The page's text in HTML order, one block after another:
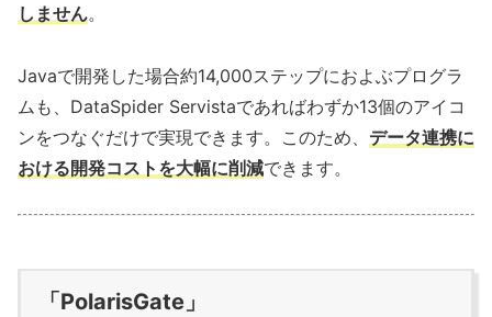
しません。
Javaで開発した場合約14,000ステップにおよぶプログラ
ムも、DataSpider Servistaであればわずか13個のアイコ
ンをつなぐだけで実現できます。このため、 データ連携に
おける開発コストを大幅に削減できます。
「PolarisGate」